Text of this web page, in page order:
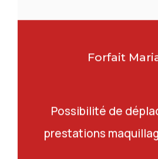
Forfait
Possibilité de
prestations